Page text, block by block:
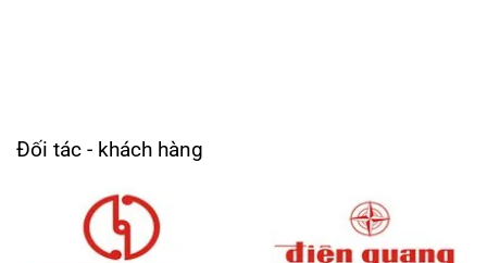
Đối tác - khách hàng